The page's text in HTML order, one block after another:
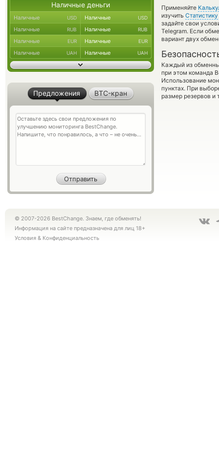
Применяйте
изучить Статистику
задайте свои
Telegram. Если
вариант двух
Каждый из
при этом команда
Использование
пунктах. При
размер резервов и
Наличные деньги
Наличные USD Наличные USD
Наличные RUB Наличные RUB
Наличные EUR Наличные EUR
Наличные UAH Наличные UAH
Предложения BTC-кран
© 2007-2026 BestChange. Знаем, где обменять!
Информация на сайте предназначена для лиц 18+
Условия & Конфиденциальность